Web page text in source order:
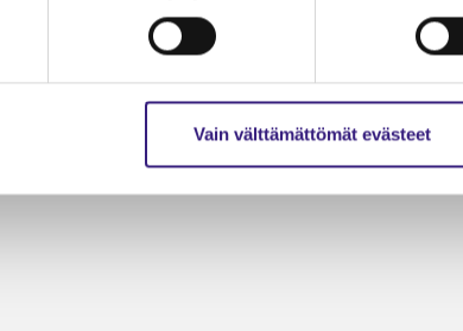
Vain välttämättömät evästeet